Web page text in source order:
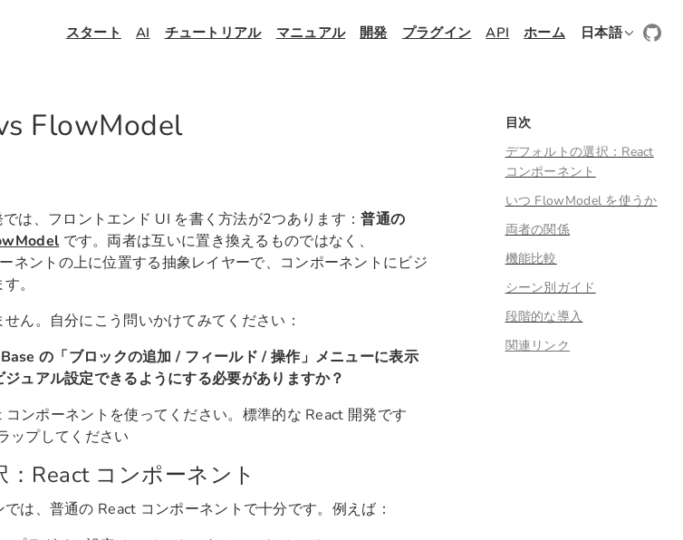
スタート AI チュートリアル マニュアル 開発 プラグイン API ホーム 日本語
FlowModel
は、フロントエンド UI を書く方法が2つあります：普通の
です。両者は互いに置き換えるものではなく、
ネントの上に位置する抽象レイヤーで、コンポーネントにビジ
。
ん。自分にこう問いかけてみてください：
の「ブロックの追加 / フィールド / 操作」メニューに表示
ュアル設定できるようにする必要がありますか？
ンポーネントを使ってください。標準的な React 開発です
プしてください
React コンポーネント
は、普通の React コンポーネントで十分です。例えば：
目次
デフォルトの選択：React
コンポーネント
いつ FlowModel を使うか
両者の関係
機能比較
シーン別ガイド
段階的な導入
関連リンク